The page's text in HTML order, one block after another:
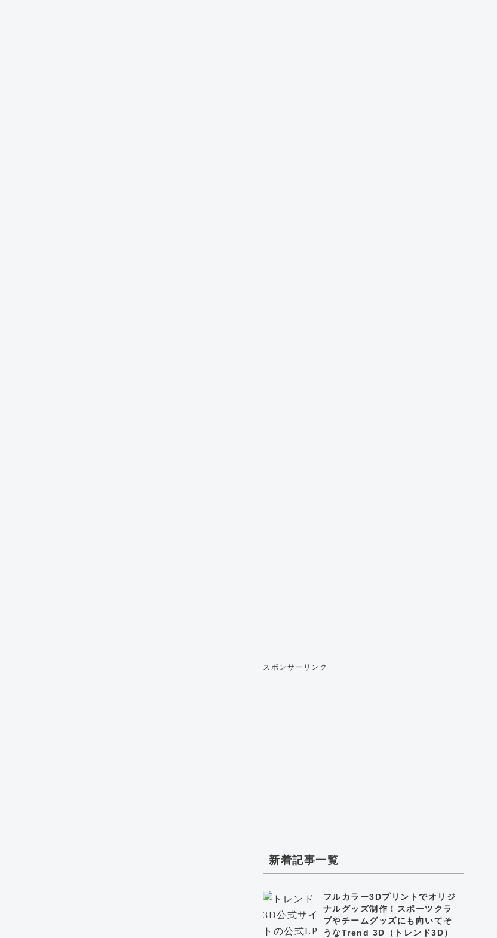
スポンサーリンク
新着記事一覧
フルカラー3Dプリントでオリジ
ナルグッズ制作！スポーツクラ
ブやチームグッズにも向いてそ
うなTrend 3D（トレンド3D）